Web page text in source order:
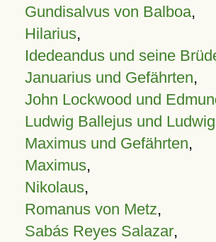
Gundisalvus von Balboa,
Hilarius,
Idedeandus und seine
Januarius und Gefährten,
John Lockwood und
Ludwig Ballejus und
Maximus und Gefährten,
Maximus,
Nikolaus,
Romanus von Metz,
Sabás Reyes Salazar,